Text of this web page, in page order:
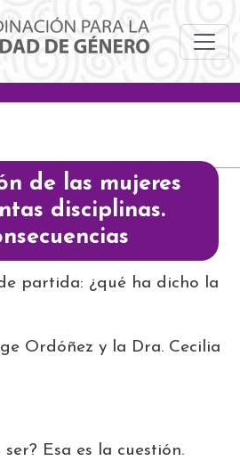
de las mujeres
disciplinas.
partida: ¿qué ha dicho la
Ordóñez y la Dra. Cecilia
ser? Esa es la cuestión.